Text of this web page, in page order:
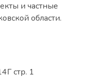
и частные
области.
стр. 1